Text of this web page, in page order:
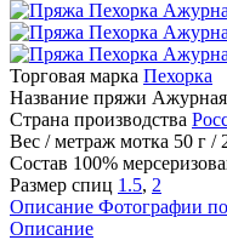
Торговая марка Пехорка
Название пряжи Ажурная
Страна производства
Вес / метраж мотка 50 г /
Состав 100%
Размер спиц 1.5, 2
Описание Фотографии
Описание